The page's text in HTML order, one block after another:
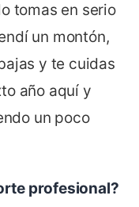
tomas en serio
un montón,
y te cuidas
año aquí y
un poco
profesional?